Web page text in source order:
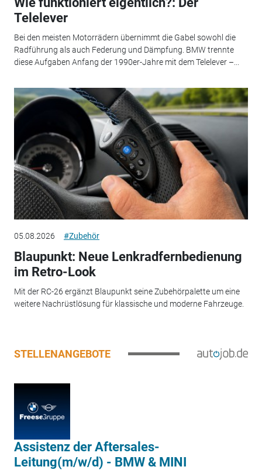
Telelever
Bei den meisten Motorrädern übernimmt die Gabel sowohl die
Radführung als auch Federung und Dämpfung. BMW trennte
diese Aufgaben Anfang der 1990er-Jahre mit dem Telelever –...
05.08.2026 #Zubehör
Blaupunkt: Neue Lenkradfernbedienung
im Retro-Look
Mit der RC-26 ergänzt Blaupunkt seine Zubehörpalette um eine
weitere Nachrüstlösung für klassische und moderne Fahrzeuge.
STELLENANGEBOTE
Assistenz der Aftersales-
Leitung(m/w/d) - BMW & MINI